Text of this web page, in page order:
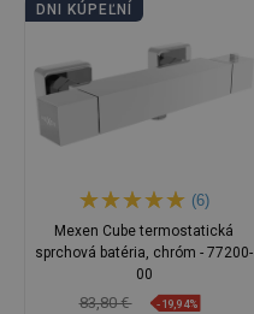
DNI KÚPEĽNÍ
(6)
Mexen Cube termostatická
sprchová batéria, chróm - 77200-
00
83,80 € -19,94%